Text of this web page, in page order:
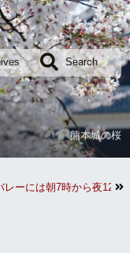
Search
熊本城の桜
レーには朝7時から夜12